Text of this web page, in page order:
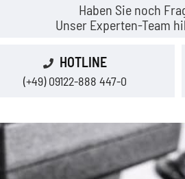
Haben Sie noch
Unser Experten-Team
HOTLINE
(+49) 09122-888 447-0